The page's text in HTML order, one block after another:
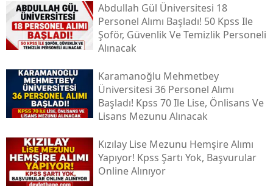
Abdullah Gül Üniversitesi 18
Personel Alımı Başladı! 50 Kpss Ile
Şoför, Güvenlik Ve Temizlik Personeli
Alınacak
Karamanoğlu Mehmetbey
Üniversitesi 36 Personel Alımı
Başladı! Kpss 70 Ile Lise, Önlisans Ve
Lisans Mezunu Alınacak
Kızılay Lise Mezunu Hemşire Alımı
Yapıyor! Kpss Şartı Yok, Başvurular
Online Alınıyor